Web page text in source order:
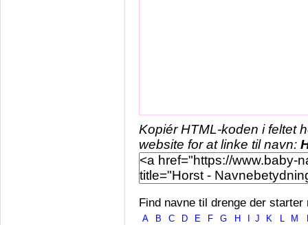
Kopiér HTML-koden i feltet
website for at linke til navn:
Find navne til drenge der starter
A B C D E F G H J K L M